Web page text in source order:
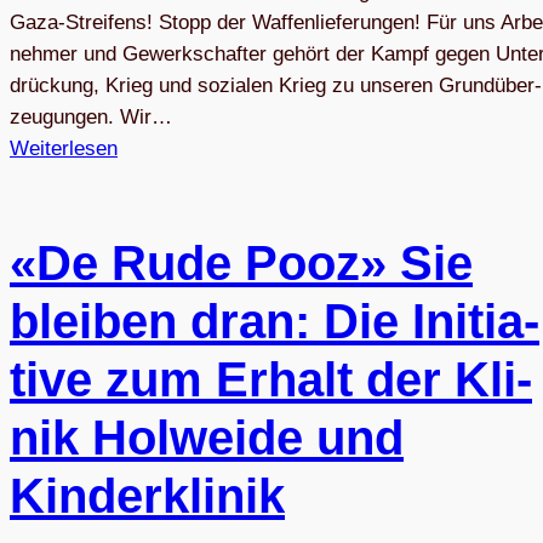
Gaza-Strei­fens! Stopp der Waffenlieferungen! Für uns
neh­mer und Gewerk­schaf­ter gehört der Kampf gegen
drü­ckung, Krieg und sozia­len Krieg zu unse­ren Grund­über­
zeu­gun­gen. Wir…
Weiterlesen
«De Rude Pooz» Sie
blei­ben dran: Die Initia­
tive zum Erhalt der Kli­
nik Hol­weide und
Kinderklinik